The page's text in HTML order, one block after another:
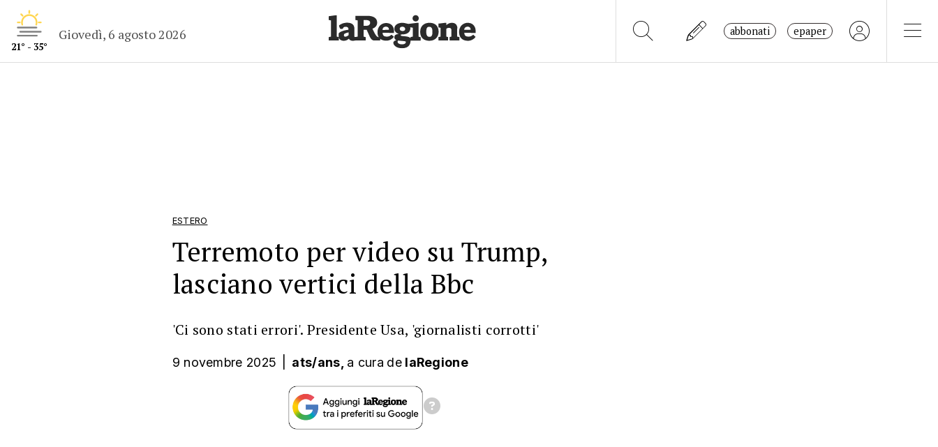
21° - 35°
Giovedì, 6 agosto 2026 abbonati epaper
ESTERO
Terremoto per video su Trump,
lasciano vertici della Bbc
'Ci sono stati errori'. Presidente Usa, 'giornalisti corrotti'
9 novembre 2025 ats/ans, a cura de laRegione